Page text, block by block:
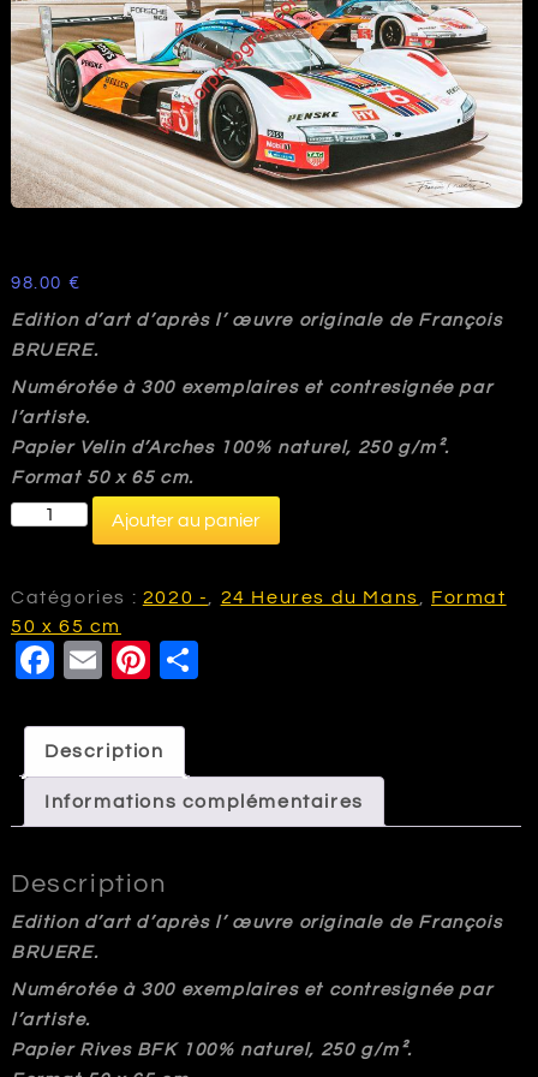
98.00 €
Edition d’art d’après l’ œuvre originale de François
BRUERE.
Numérotée à 300 exemplaires et contresignée par
l’artiste.
Papier Velin d’Arches 100% naturel, 250 g/m².
Format 50 x 65 cm.
quantité
Porsche
963
24
Mans
2023
Ajouter au panier
Catégories : 2020 - 24 Heures du Mans
Format
50 x 65 cm
F
c
e
b
o
k
E
ai
l
Pi
e
r
e
a
g
Description
Informations complémentaires
Description
Edition d’art d’après l’ œuvre originale de François
BRUERE.
Numérotée à 300 exemplaires et contresignée par
l’artiste.
Papier Rives BFK 100% naturel, 250 g/m².